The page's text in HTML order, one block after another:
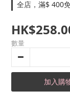
全店，滿$ 400
數量
加入購